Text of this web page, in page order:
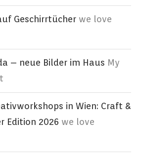
Geschirrtücher we love
– neue Bilder im Haus My
in Wien: Craft &
Edition 2026 we love